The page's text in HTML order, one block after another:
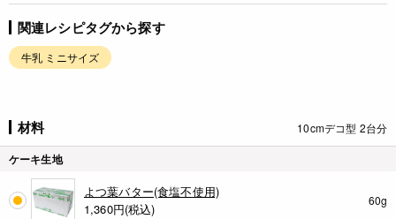
関連レシピタグから探す
牛乳 ミニサイズ
材料 10cmデコ型 2台分
ケーキ生地
よつ葉バター(食塩不使用)
1,360円(税込)
60g